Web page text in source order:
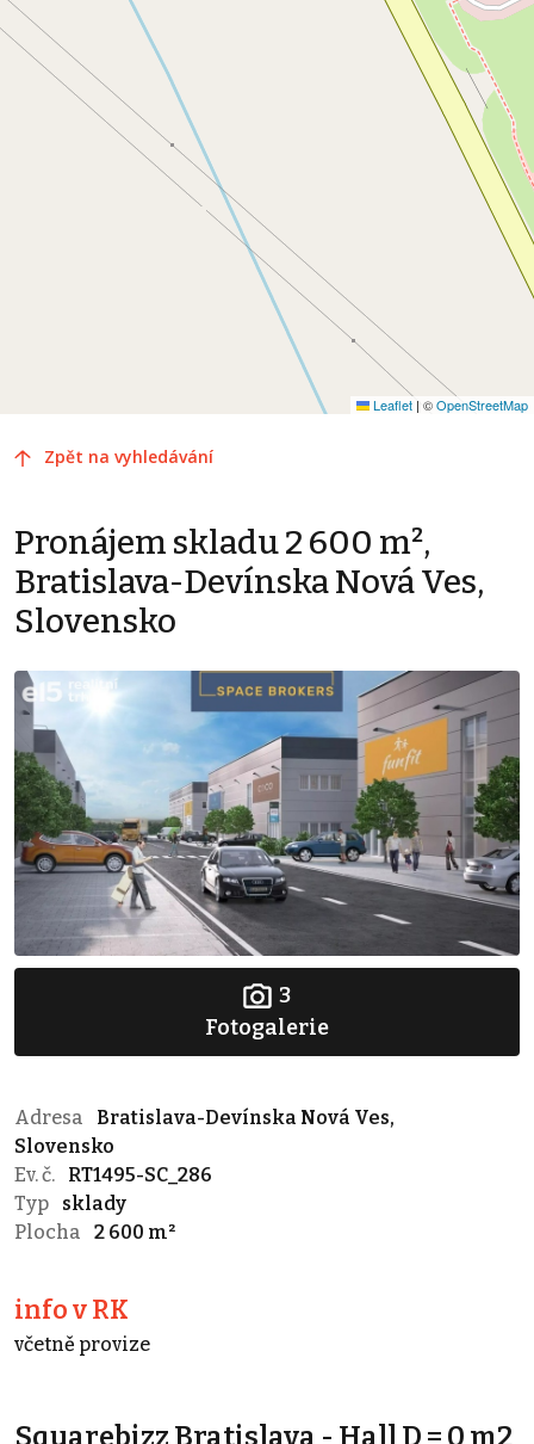
Leaflet | ©OpenStreetMap
Zpět na vyhledávání
Pronájem skladu 2 600 m²,
Bratislava-Devínska Nová Ves,
Slovensko
3
Fotogalerie
Adresa
Bratislava-Devínska Nová Ves,
Slovensko
Ev. č.
RT1495-SC_286
Typ
sklady
Plocha
2 600 m²
info v RK
včetně provize
Squarebizz Bratislava - Hall D = 0 m2